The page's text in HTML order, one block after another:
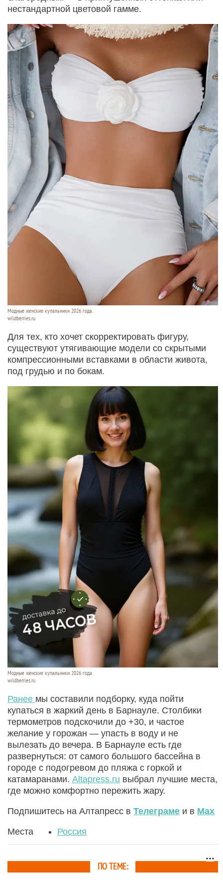
нестандартной цветовой гамме.
Модные женские купальники 2026 года.
wildberries.ru
Для тех, кто хочет скорректировать фигуру,
существуют утягивающие модели со скрытыми
компрессионными вставками в области живота,
под грудью и по бокам.
Модные женские купальники 2026 года.
wildberries.ru
Ранее мы составили подборку, куда пойти
купаться в жаркий день в Барнауле. Столбики
термометров подскочили до +30, и частое
желание у горожан — упасть в воду и не
вылезать до вечера. В Барнауле есть где
развернуться: от самого большого бассейна в
городе с подогревом до пляжа с горкой и
катамаранами. Altapress.ru выбрал лучшие места,
где можно комфортно пережить жару.
Подпишитесь на Алтапресс в Телеграме и в Max
Места Россия
ПО ТЕМЕ: